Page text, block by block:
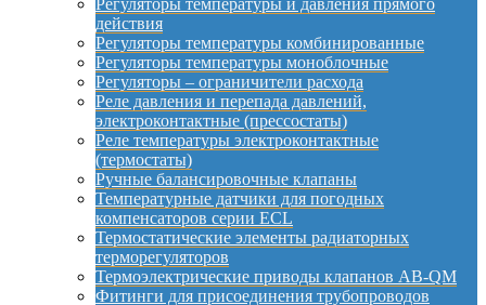
действия
Регуляторы температуры комбинированные
Регуляторы температуры моноблочные
Регуляторы – ограничители расхода
Реле давления и перепада давлений,
электроконтактные (прессостаты)
Реле температуры электроконтактные
(термостаты)
Ручные балансировочные клапаны
Температурные датчики для погодных
компенсаторов серии ECL
Термостатические элементы радиаторных
терморегуляторов
Термоэлектрические приводы клапанов AB-QM
Фитинги для присоединения трубопроводов